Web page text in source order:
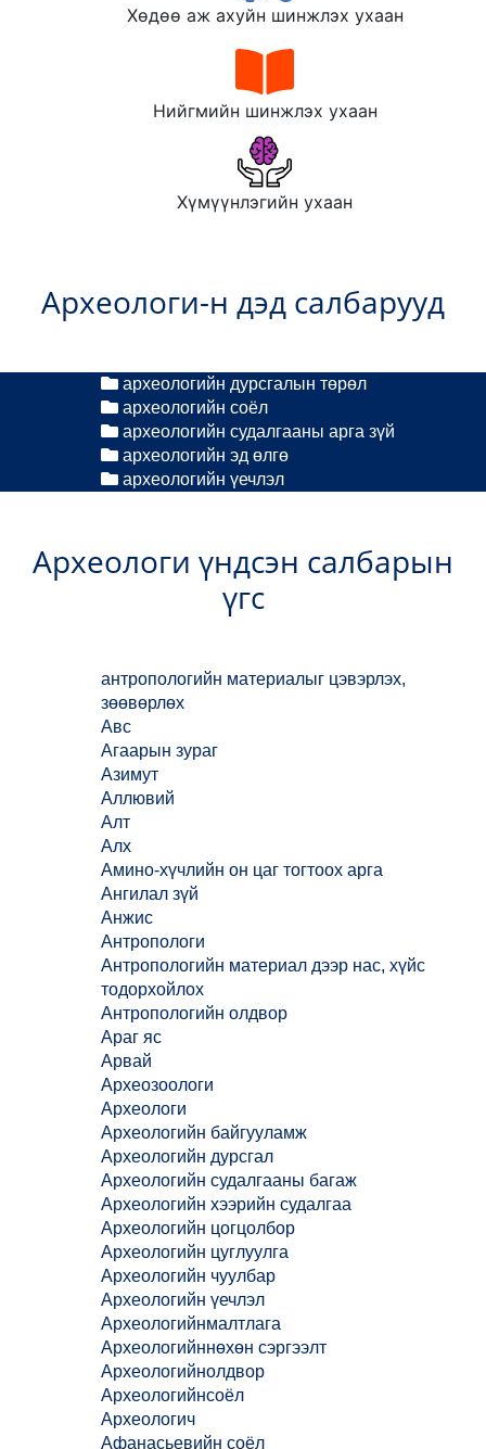
Хөдөө аж ахуйн шинжлэх ухаан
Нийгмийн шинжлэх ухаан
Хүмүүнлэгийн ухаан
Археологи-н дэд салбарууд
археологийн дурсгалын төрөл
археологийн соёл
археологийн судалгааны арга зүй
археологийн эд өлгө
археологийн үечлэл
Археологи үндсэн салбарын
үгс
антропологийн материалыг цэвэрлэх,
зөөвөрлөх
Авс
Агаарын зураг
Азимут
Аллювий
Алт
Алх
Амино-хүчлийн он цаг тогтоох арга
Ангилал зүй
Анжис
Антропологи
Антропологийн материал дээр нас, хүйс
тодорхойлох
Антропологийн олдвор
Араг яс
Арвай
Археозоологи
Археологи
Археологийн байгууламж
Археологийн дурсгал
Археологийн судалгааны багаж
Археологийн хээрийн судалгаа
Археологийн цогцолбор
Археологийн цуглуулга
Археологийн чуулбар
Археологийн үечлэл
Археологийнмалтлага
Археологийннөхөн сэргээлт
Археологийнолдвор
Археологийнсоёл
Археологич
Афанасьевийн соёл